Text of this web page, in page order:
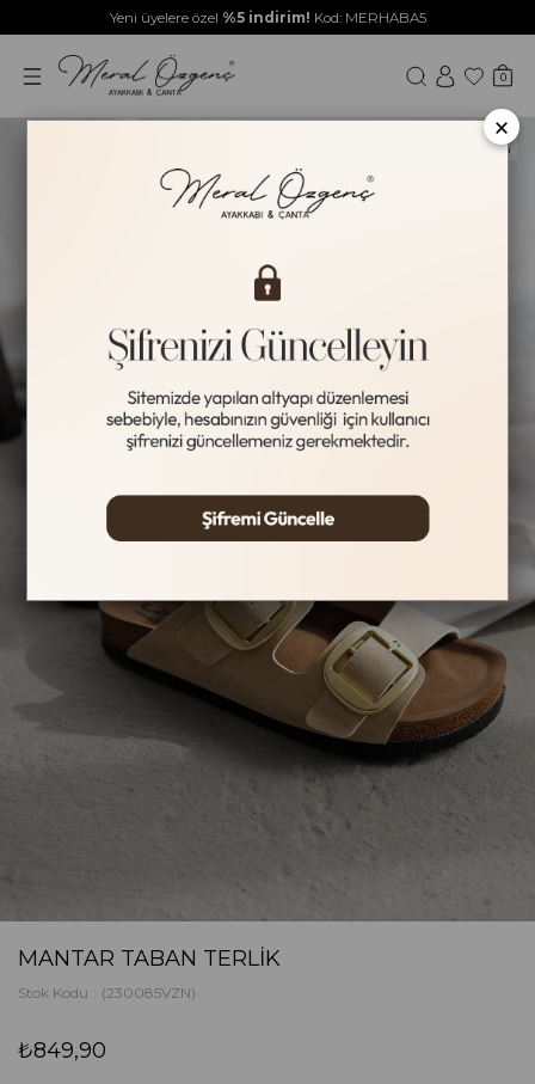
Yeni üyelere özel %5 indirim! Kod: MERHABA5
0
Yeni Ürün
MANTAR TABAN TERLIK
Stok Kodu (230085VZN)
₺849,90
×